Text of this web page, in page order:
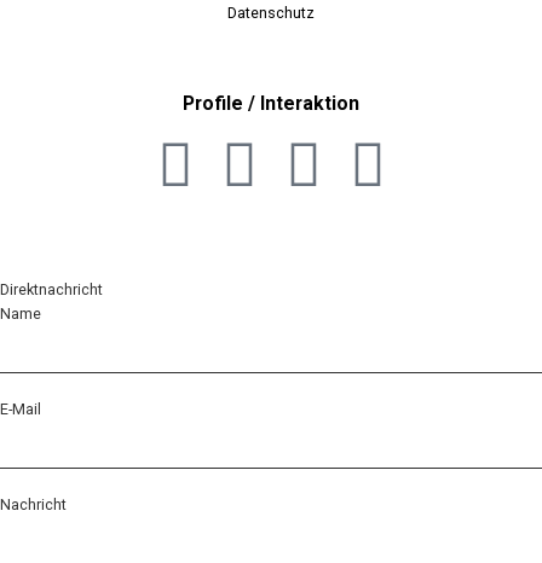
Datenschutz
Profile / Interaktion
Direktnachricht
Name
E-Mail
Nachricht